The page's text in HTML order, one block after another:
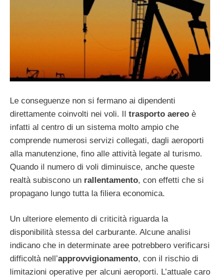
Le conseguenze non si fermano ai dipendenti
direttamente coinvolti nei voli. Il trasporto aereo è
infatti al centro di un sistema molto ampio che
comprende numerosi servizi collegati, dagli aeroporti
alla manutenzione, fino alle attività legate al turismo.
Quando il numero di voli diminuisce, anche queste
realtà subiscono un rallentamento, con effetti che si
propagano lungo tutta la filiera economica.
Un ulteriore elemento di criticità riguarda la
disponibilità stessa del carburante. Alcune analisi
indicano che in determinate aree potrebbero verificarsi
difficoltà nell’approvvigionamento, con il rischio di
limitazioni operative per alcuni aeroporti. L’attuale caro